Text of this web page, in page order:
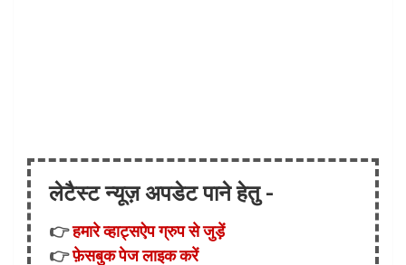
लेटैस्ट न्यूज़ अपडेट पाने हेतु -
👉हमारे व्हाट्सऐप ग्रुप से जुड़ें
👉फ़ेसबुक पेज लाइक करें